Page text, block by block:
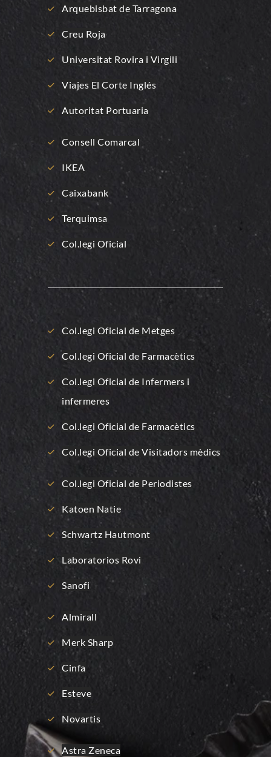
Arquebisbat de Tarragona
Creu Roja
Universitat Rovira i Virgili
Viajes El Corte Inglés
Autoritat Portuaria
Consell Comarcal
IKEA
Caixabank
Terquimsa
Col.legi Oficial
Col.legi Oficial de Metges
Col.legi Oficial de Farmacètics
Col.legi Oficial de Infermers i
infermeres
Col.legi Oficial de Farmacètics
Col.legi Oficial de Visitadors mèdics
Col.legi Oficial de Periodistes
Katoen Natie
Schwartz Hautmont
Laboratorios Rovi
Sanofi
Almirall
Merk Sharp
Cinfa
Esteve
Novartis
Astra Zeneca